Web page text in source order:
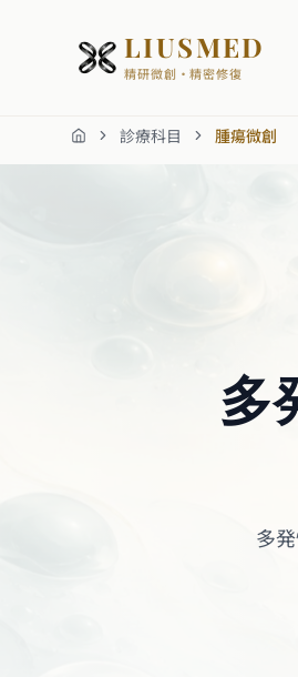
LIUSMED
精研微創・精密修復
ホーム 診療科目 腫瘍微創
多
多